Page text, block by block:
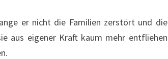
er nicht die Familien zerstört und die
aus eigener Kraft kaum mehr entfliehen